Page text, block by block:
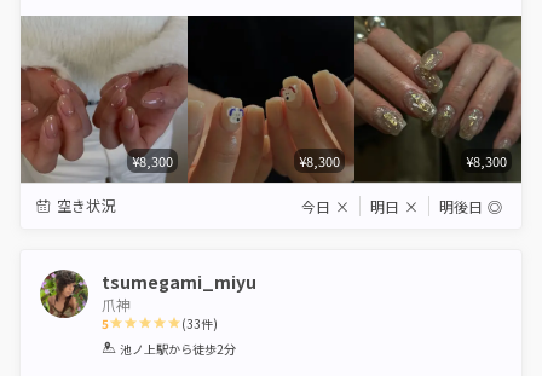
¥8,300 ¥8,300 ¥8,300
空き状況 今日 × 明日 × 明後日 ◎
tsumegami_miyu
爪神
5
1 2 3 4 5
(33件)
池ノ上駅から徒歩2分